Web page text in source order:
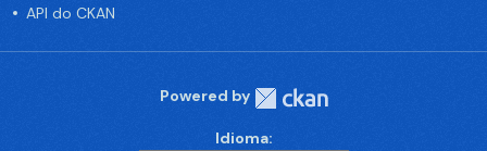
API do CKAN
Powered by
Idioma